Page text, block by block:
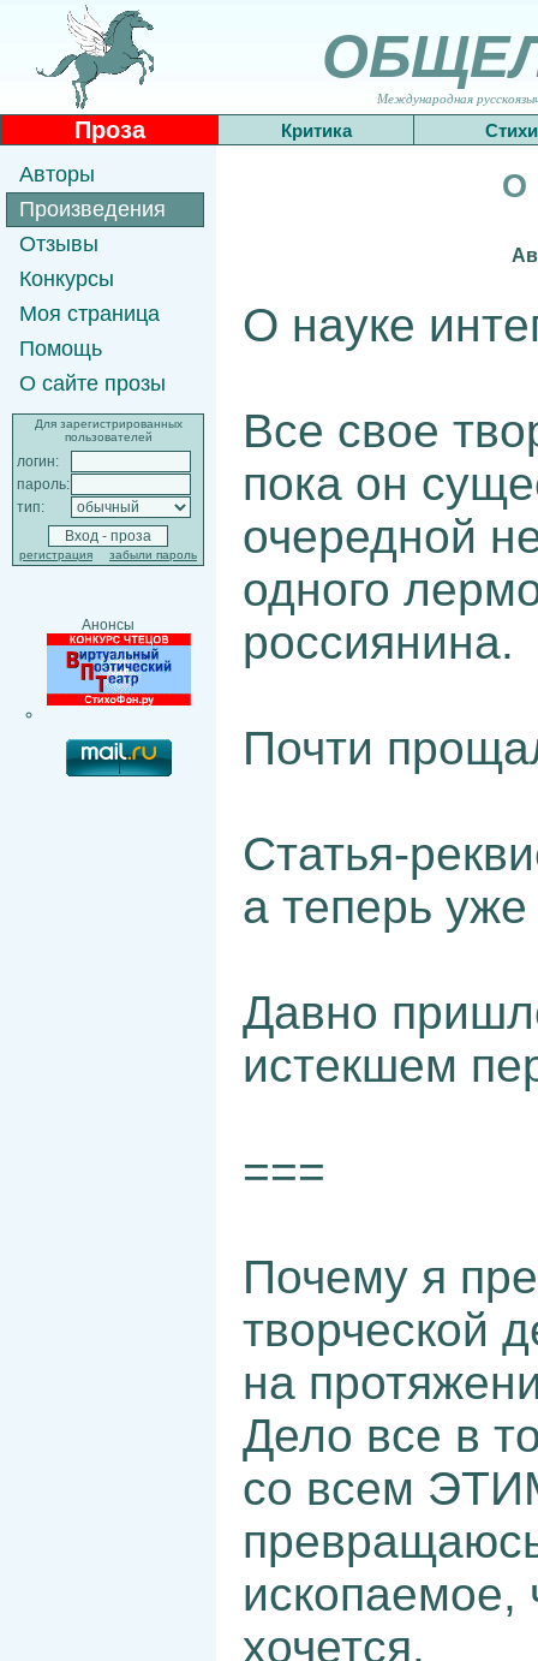
Международная
Проза Критика Стихи
Авторы
Произведения
Отзывы
Конкурсы
Моя страница
Помощь
О сайте прозы
Для зарегистрированных
пользователей
логин:
пароль:
тип:
регистрация забыли пароль
Анонсы
О
О науке
Все свое
пока он
очередной
одного
россиянина.
Почти
Статья-
а теперь
Давно
истекшем
===
Почему я
творческой
на
Дело все в
со всем
ископаемое,
хочется.